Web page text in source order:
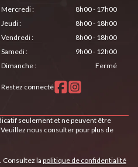
Mercredi:
8h00 - 17h00
Jeudi:
8h00 - 18h00
Vendredi:
8h00 - 18h00
Samedi:
9h00 - 12h00
Dimanche: Fermé
Restez connecté
seulement et ne peuvent être
nous consulter pour plus de
Consultez la politique de confidentialité